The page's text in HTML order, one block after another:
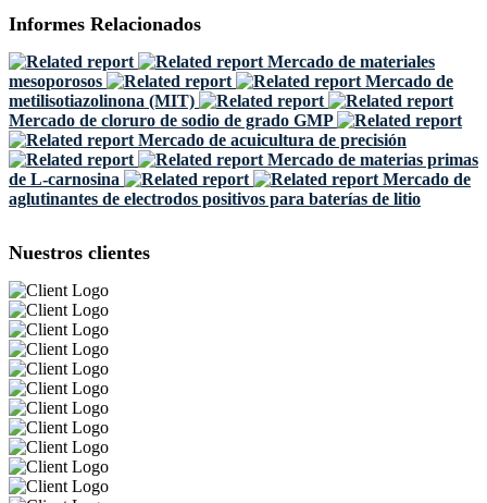
Informes Relacionados
Mercado de materiales
mesoporosos
Mercado de
metilisotiazolinona (MIT)
Mercado de cloruro de sodio de grado GMP
Mercado de acuicultura de precisión
Mercado de materias primas
de L-carnosina
Mercado de
aglutinantes de electrodos positivos para baterías de litio
Nuestros clientes